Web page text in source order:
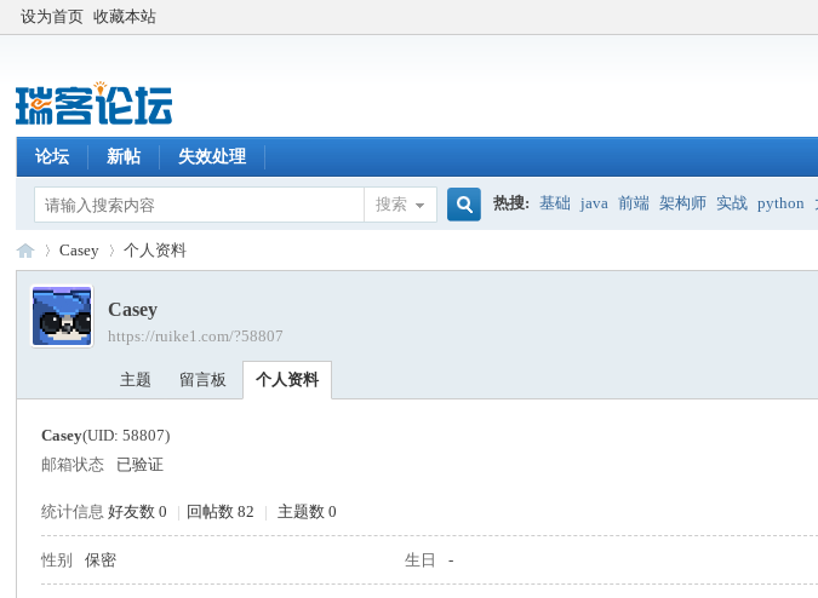
设为首页 收藏本站
论坛 新帖 失效处理
搜索 热搜: 基础 java 前端 架构师 实战 python
›
Casey 个人资料
Casey
https://ruike1.com/?58807
主题 留言板 个人资料
Casey(UID: 58807)
邮箱状态
已验证
统计信息 好友数 0 | 回帖数 82 | 主题数 0
性别 保密 生日 -